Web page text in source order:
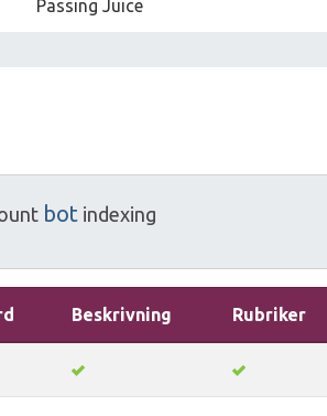
Passing Juice
bot indexing
Beskrivning Rubriker